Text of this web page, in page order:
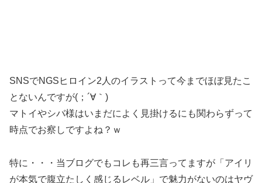
SNSでNGSヒロイン2人のイラストって今までほぼ見たこ
とないんですが(；´∀｀)
マトイやシバ様はいまだによく見掛けるにも関わらずって
時点でお察しですよね？ｗ
特に・・・当ブログでもコレも再三言ってますが「アイリ
が本気で腹立たしく感じるレベル」で魅力がないのはヤヴ